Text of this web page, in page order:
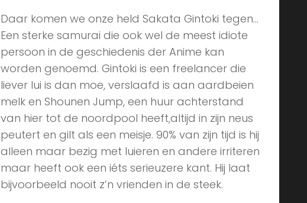
Daar komen we onze held Sakata Gintoki tegen…
Een sterke samurai die ook wel de meest idiote
persoon in de geschiedenis der Anime kan
worden genoemd. Gintoki is een freelancer die
liever lui is dan moe, verslaafd is aan aardbeien
melk en Shounen Jump, een huur achterstand
van hier tot de noordpool heeft,altijd in zijn neus
peutert en gilt als een meisje. 90% van zijn tijd is hij
alleen maar bezig met luieren en andere irriteren
maar heeft ook een iéts serieuzere kant. Hij laat
bijvoorbeeld nooit z’n vrienden in de steek.